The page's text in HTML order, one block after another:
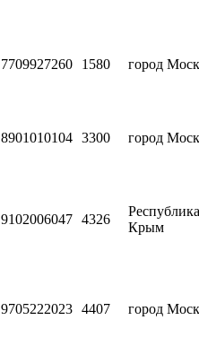
7709927260 1580 город
8901010104 3300 город
9102006047 4326
Республика
Крым
9705222023 4407 город